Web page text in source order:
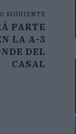
SIGUIENTE
PARTE
LA A-3
DEL
CASAL